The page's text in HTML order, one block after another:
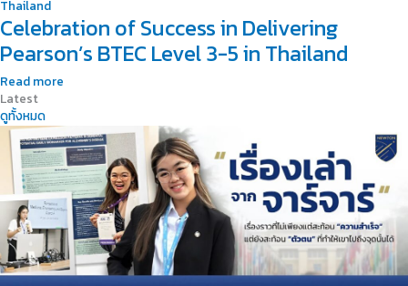
Celebration of Success in Delivering
Pearson’s BTEC Level 3-5 in Thailand
Read more
Latest
ดูทั้งหมด